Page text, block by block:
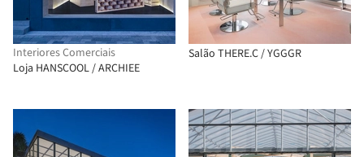
Interiores Comerciais
Loja HANSCOOL / ARCHIEE
Salão THERE.C / YGGGR